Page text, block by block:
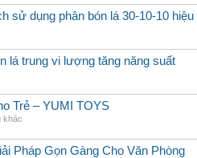
sử dụng phân bón lá 30-10-10 hiệu
lá trung vi lượng tăng năng suất
Trẻ – YUMI TOYS
khác
Pháp Gọn Gàng Cho Văn Phòng